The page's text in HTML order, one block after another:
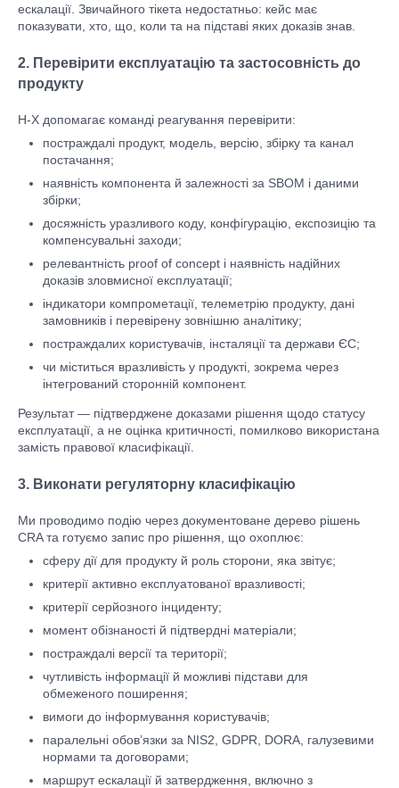
ескалації. Звичайного тікета недостатньо: кейс має
показувати, хто, що, коли та на підставі яких доказів знав.
2. Перевірити експлуатацію та застосовність до
продукту
H-X допомагає команді реагування перевірити:
постраждалі продукт, модель, версію, збірку та канал
постачання;
наявність компонента й залежності за SBOM і даними
збірки;
досяжність уразливого коду, конфігурацію, експозицію та
компенсувальні заходи;
релевантність proof of concept і наявність надійних
доказів зловмисної експлуатації;
індикатори компрометації, телеметрію продукту, дані
замовників і перевірену зовнішню аналітику;
постраждалих користувачів, інсталяції та держави ЄС;
чи міститься вразливість у продукті, зокрема через
інтегрований сторонній компонент.
Результат — підтверджене доказами рішення щодо статусу
експлуатації, а не оцінка критичності, помилково використана
замість правової класифікації.
3. Виконати регуляторну класифікацію
Ми проводимо подію через документоване дерево рішень
CRA та готуємо запис про рішення, що охоплює:
сферу дії для продукту й роль сторони, яка звітує;
критерії активно експлуатованої вразливості;
критерії серйозного інциденту;
момент обізнаності й підтвердні матеріали;
постраждалі версії та території;
чутливість інформації й можливі підстави для
обмеженого поширення;
вимоги до інформування користувачів;
паралельні обов’язки за NIS2, GDPR, DORA, галузевими
нормами та договорами;
маршрут ескалації й затвердження, включно з